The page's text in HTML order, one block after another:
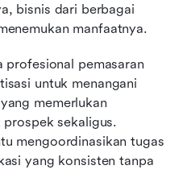
bisnis dari berbagai
manfaatnya.
profesional pemasaran
untuk menangani
memerlukan
prospek sekaligus.
mengoordinasikan tugas
yang konsisten tanpa